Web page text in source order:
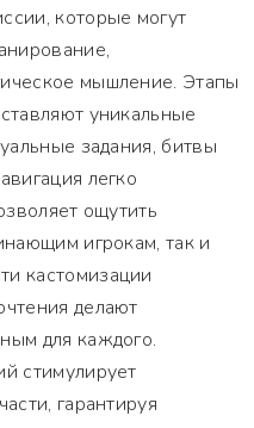
которые могут
мышление. Этапы
уникальные
задания, битвы
легко
ощутить
игрокам, так и
кастомизации
делают
для каждого.
стимулирует
гарантируя